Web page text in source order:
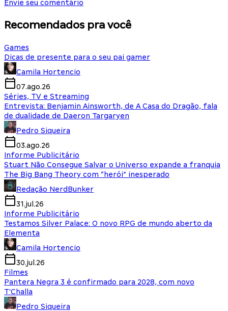
Envie seu comentário
Recomendados pra você
Games
Dicas de presente para o seu pai gamer
Camila Hortencio
07.ago.26
Séries, TV e Streaming
Entrevista: Benjamin Ainsworth, de A Casa do Dragão, fala
de dualidade de Daeron Targaryen
Pedro Siqueira
03.ago.26
Informe Publicitário
Stuart Não Consegue Salvar o Universo expande a franquia
The Big Bang Theory com “herói” inesperado
Redação NerdBunker
31.jul.26
Informe Publicitário
Testamos Silver Palace: O novo RPG de mundo aberto da
Elementa
Camila Hortencio
30.jul.26
Filmes
Pantera Negra 3 é confirmado para 2028, com novo
T'Challa
Pedro Siqueira